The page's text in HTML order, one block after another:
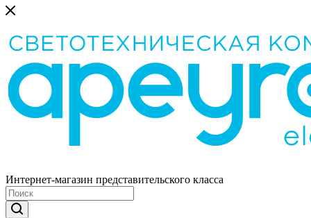
Интернет-магазин представительского класса